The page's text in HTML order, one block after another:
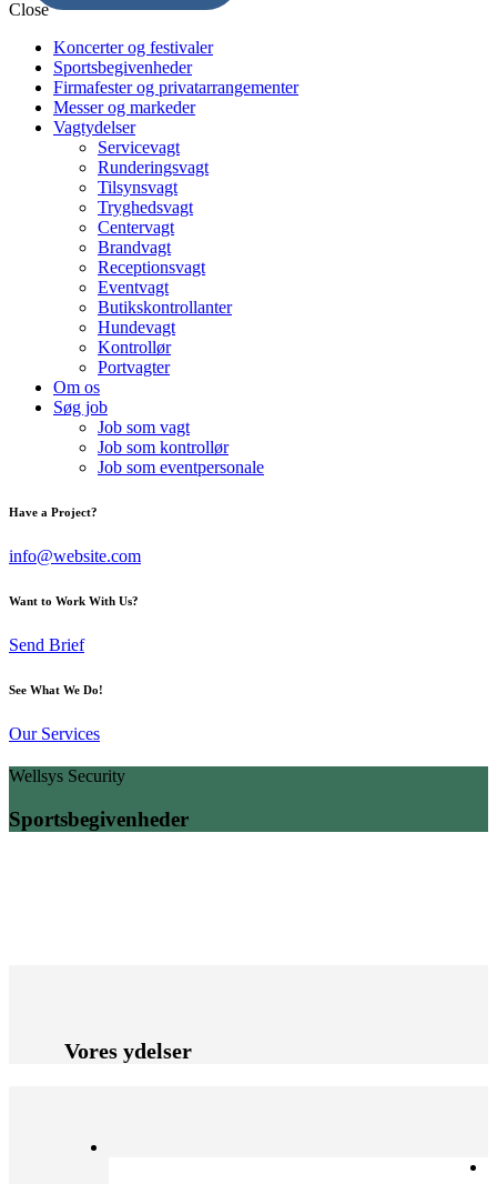
Close
Koncerter og festivaler
Sportsbegivenheder
Firmafester og privatarrangementer
Messer og markeder
Vagtydelser
Servicevagt
Runderingsvagt
Tilsynsvagt
Tryghedsvagt
Centervagt
Brandvagt
Receptionsvagt
Eventvagt
Butikskontrollanter
Hundevagt
Kontrollør
Portvagter
Om os
Søg job
Job som vagt
Job som kontrollør
Job som eventpersonale
Have a Project?
info@website.com
Want to Work With Us?
Send Brief
See What We Do!
Our Services
Wellsys Security
Sportsbegivenheder
Vores ydelser